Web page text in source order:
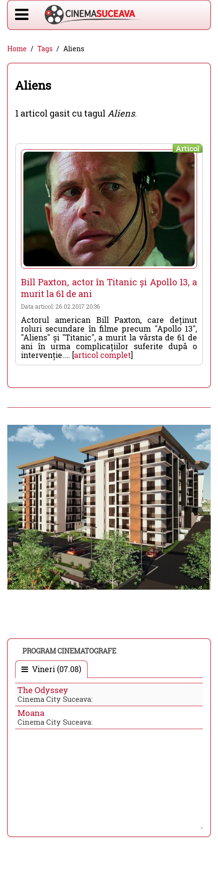
Home Tags Aliens
Aliens
1 articol gasit cu tagulAliens.
Articol
Bill Paxton, actor în Titanic și Apollo 13, a
murit la 61 de ani
Data articol: 26.02.2017 20:36
Actorul american Bill Paxton, care deținut
roluri secundare în filme precum "Apollo 13",
"Aliens" și "Titanic", a murit la vârsta de 61 de
ani în urma complicațiilor suferite după o
intervenție.... [articol complet]
PROGRAM CINEMATOGRAFE
Vineri (07.08)
The Odyssey
Cinema City Suceava:
Moana
Cinema City Suceava: